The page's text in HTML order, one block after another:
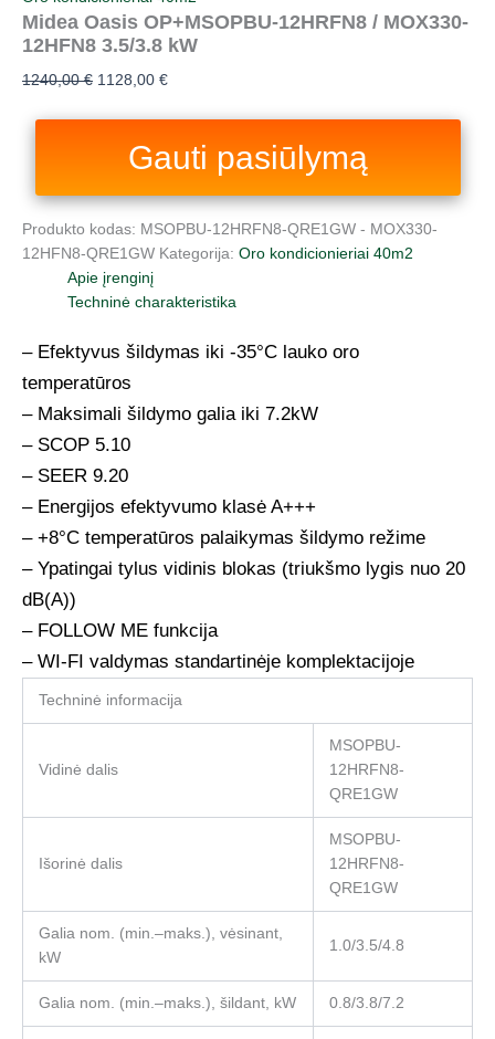
Midea Oasis OP+MSOPBU-12HRFN8 / MOX330-
12HFN8 3.5/3.8 kW
1240,00€ 1128,00 €
Gauti pasiūlymą
Produkto kodas: MSOPBU-12HRFN8-QRE1GW - MOX330-
12HFN8-QRE1GW Kategorija: Oro kondicionieriai 40m2
Apie įrenginį
Techninė charakteristika
– Efektyvus šildymas iki -35°C lauko oro
temperatūros
– Maksimali šildymo galia iki 7.2kW
– SCOP 5.10
– SEER 9.20
– Energijos efektyvumo klasė A+++
– +8°C temperatūros palaikymas šildymo režime
– Ypatingai tylus vidinis blokas (triukšmo lygis nuo 20
dB(A))
– FOLLOW ME funkcija
– WI-FI valdymas standartinėje komplektacijoje
Techninė informacija
Vidinė dalis
MSOPBU-
12HRFN8-
QRE1GW
Išorinė dalis
MSOPBU-
12HRFN8-
QRE1GW
Galia nom. (min.–maks.), vėsinant,
kW
1.0/3.5/4.8
Galia nom. (min.–maks.), šildant, kW 0.8/3.8/7.2